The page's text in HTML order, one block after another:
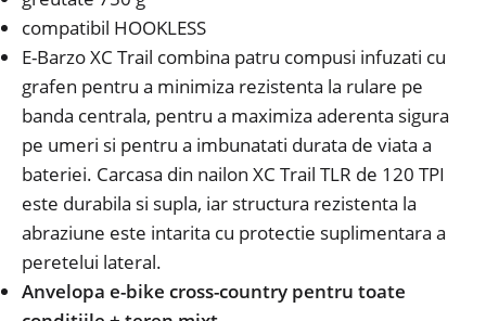
compatibil HOOKLESS
E-Barzo XC Trail combina patru compusi infuzati cu
grafen pentru a minimiza rezistenta la rulare pe
banda centrala, pentru a maximiza aderenta sigura
pe umeri si pentru a imbunatati durata de viata a
bateriei. Carcasa din nailon XC Trail TLR de 120 TPI
este durabila si supla, iar structura rezistenta la
abraziune este intarita cu protectie suplimentara a
peretelui lateral.
Anvelopa e-bike cross-country pentru toate